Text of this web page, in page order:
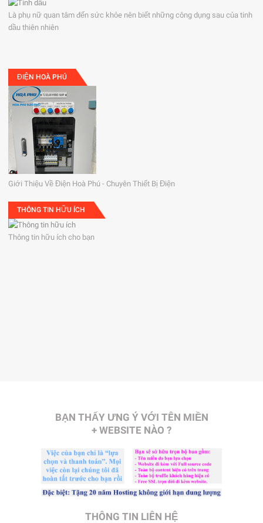
Là phụ nữ quan tâm đến sức khỏe nên biết những công dụng sau của tinh
dầu thiên nhiên
ĐIỆN HOÀ PHÚ
Giới Thiệu Về Điện Hoà Phú - Chuyên Thiết Bị Điện
THÔNG TIN HỮU ÍCH
Thông tin hữu ích cho bạn
BẠN THẤY ƯNG Ý VỚI TÊN MIỀN
+ WEBSITE NÀO ?
THÔNG TIN LIÊN HỆ